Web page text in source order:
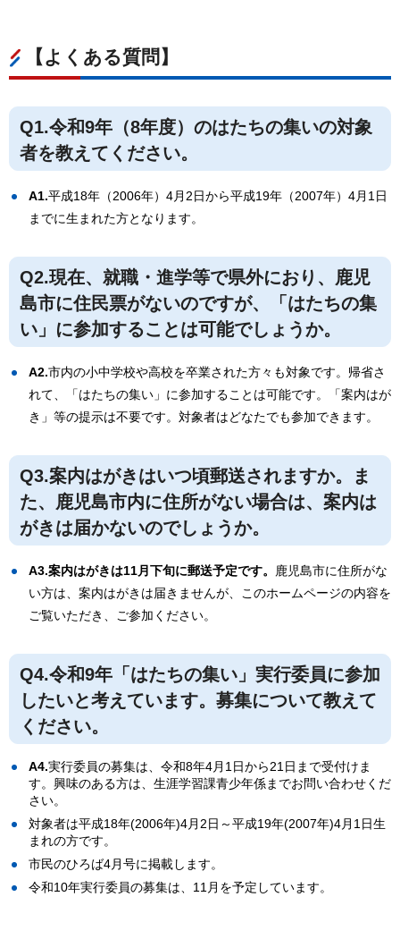
【よくある質問】
Q1.令和9年（8年度）のはたちの集いの対象
者を教えてください。
A1.平成18年（2006年）4月2日から平成19年（2007年）4月1日
までに生まれた方となります。
Q2.現在、就職・進学等で県外におり、鹿児
島市に住民票がないのですが、「はたちの集
い」に参加することは可能でしょうか。
A2.市内の小中学校や高校を卒業された方々も対象です。帰省さ
れて、「はたちの集い」に参加することは可能です。「案内はが
き」等の提示は不要です。対象者はどなたでも参加できます。
Q3.案内はがきはいつ頃郵送されますか。ま
た、鹿児島市内に住所がない場合は、案内は
がきは届かないのでしょうか。
A3.案内はがきは11月下旬に郵送予定です。
鹿児島市に住所がな
い方は、案内はがきは届きませんが、このホームページの内容を
ご覧いただき、ご参加ください。
Q4.令和9年「はたちの集い」実行委員に参加
したいと考えています。募集について教えて
ください。
A4.実行委員の募集は、令和8年4月1日から21日まで受付けま
す。興味のある方は、生涯学習課青少年係までお問い合わせくだ
さい。
対象者は平成18年(2006年)4月2日～平成19年(2007年)4月1日生
まれの方です。
市民のひろば4月号に掲載します。
令和10年実行委員の募集は、11月を予定しています。